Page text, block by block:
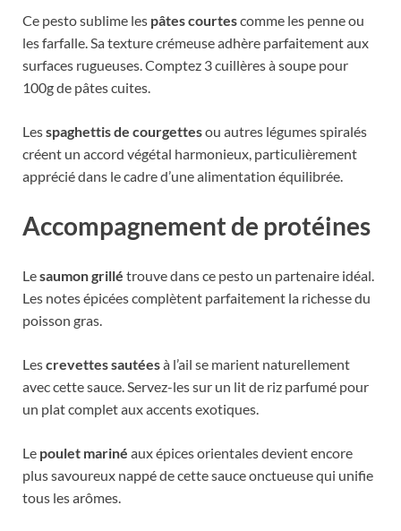
Ce pesto sublime les pâtes courtescomme les penne ou
les farfalle. Sa texture crémeuse adhère parfaitement aux
surfaces rugueuses. Comptez 3 cuillères à soupe pour
100g de pâtes cuites.
Lesspaghettis de courgettesou autres légumes spiralés
créent un accord végétal harmonieux, particulièrement
apprécié dans le cadre d’une alimentation équilibrée.
Accompagnement de protéines
Lesaumon grillé trouve dans ce pesto un partenaire idéal.
Les notes épicées complètent parfaitement la richesse du
poisson gras.
Lescrevettes sautéesà l’ail se marient naturellement
avec cette sauce. Servez-les sur un lit de riz parfumé pour
un plat complet aux accents exotiques.
Le poulet mariné aux épices orientales devient encore
plus savoureux nappé de cette sauce onctueuse qui unifie
tous les arômes.